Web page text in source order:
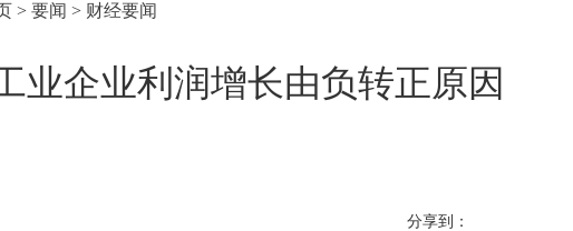
> 要闻 > 财经要闻
业企业利润增长由负转正原因
分享到：